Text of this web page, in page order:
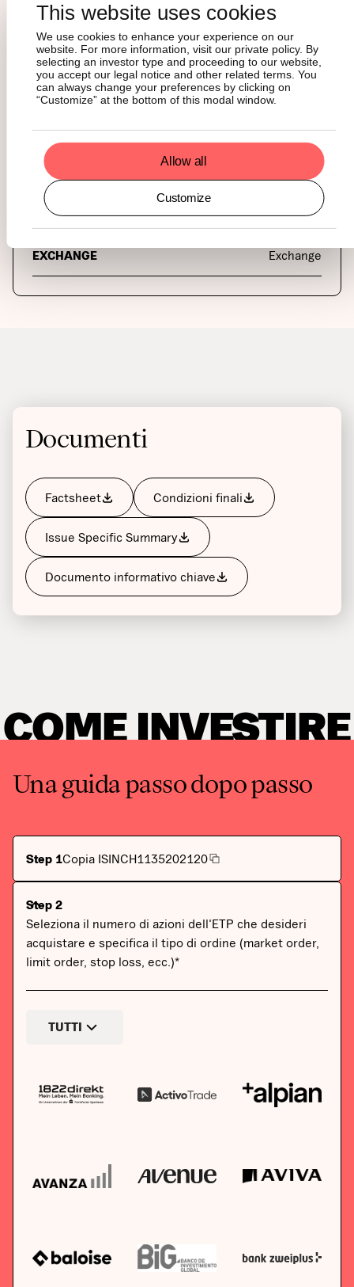
This website uses cookies
We use cookies to enhance your experience on our
website. For more information, visit our private policy. By
selecting an investor type and proceeding to our website,
you accept our legal notice and other related terms. You
can always change your preferences by clicking on
“Customize” at the bottom of this modal window.
Allow all
Customize
REUTERS AAVE.S
BLOOMBERG AAVE SW
Valute disponibili
CURRENCY
Currency
LOCAL TICKER
COUNTRY
Country
EXCHANGE
Exchange
Documenti
Factsheet Condizioni finali
Issue Specific Summary
Documento informativo chiave
COME INVESTIRE
Una guida passo dopo passo
Step 1Copia ISINCH1135202120
Step 2
Seleziona il numero di azioni dell'ETP che desideri
acquistare e specifica il tipo di ordine (market order,
limit order, stop loss, ecc.)*
TUTTI